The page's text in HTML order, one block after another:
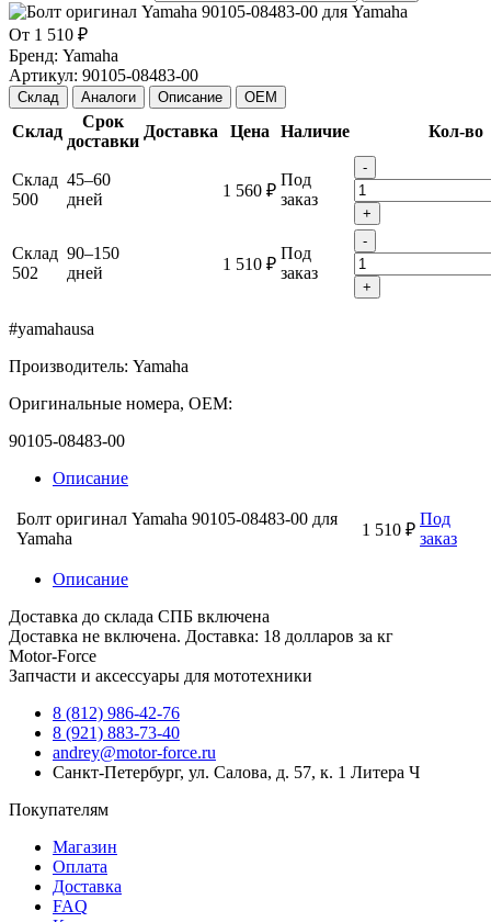
От 1 510 ₽
Бренд: Yamaha
Артикул: 90105-08483-00
Склад Аналоги Описание OEM
Склад
Срок
доставки
Доставка Цена Наличие Кол-во
Склад
500
45–60
дней
1 560 ₽
Под
заказ
-
+
Склад
502
90–150
дней
1 510 ₽
Под
заказ
-
+
#yamahausa
Производитель: Yamaha
Оригинальные номера, OEM:
90105-08483-00
Описание
Болт оригинал Yamaha 90105-08483-00 для
Yamaha
1 510 ₽
Под
заказ
Описание
Доставка до склада СПБ включена
Доставка не включена. Доставка: 18 долларов за кг
Motor-Force
Запчасти и аксессуары для мототехники
8 (812) 986-42-76
8 (921) 883-73-40
andrey@motor-force.ru
Санкт-Петербург, ул. Салова, д. 57, к. 1 Литера Ч
Покупателям
Магазин
Оплата
Доставка
FAQ